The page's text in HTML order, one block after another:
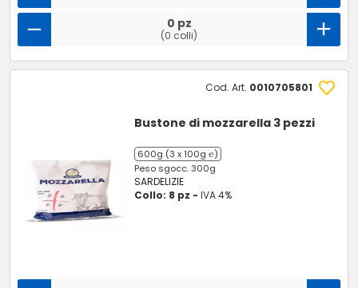
0 pz
(0 colli)
Cod. Art. 0010705801
Bustone di mozzarella 3 pezzi
600g (3 x 100g ℮)
Peso sgocc. 300g
SARDELIZIE
Collo: 8 pz -IVA 4%